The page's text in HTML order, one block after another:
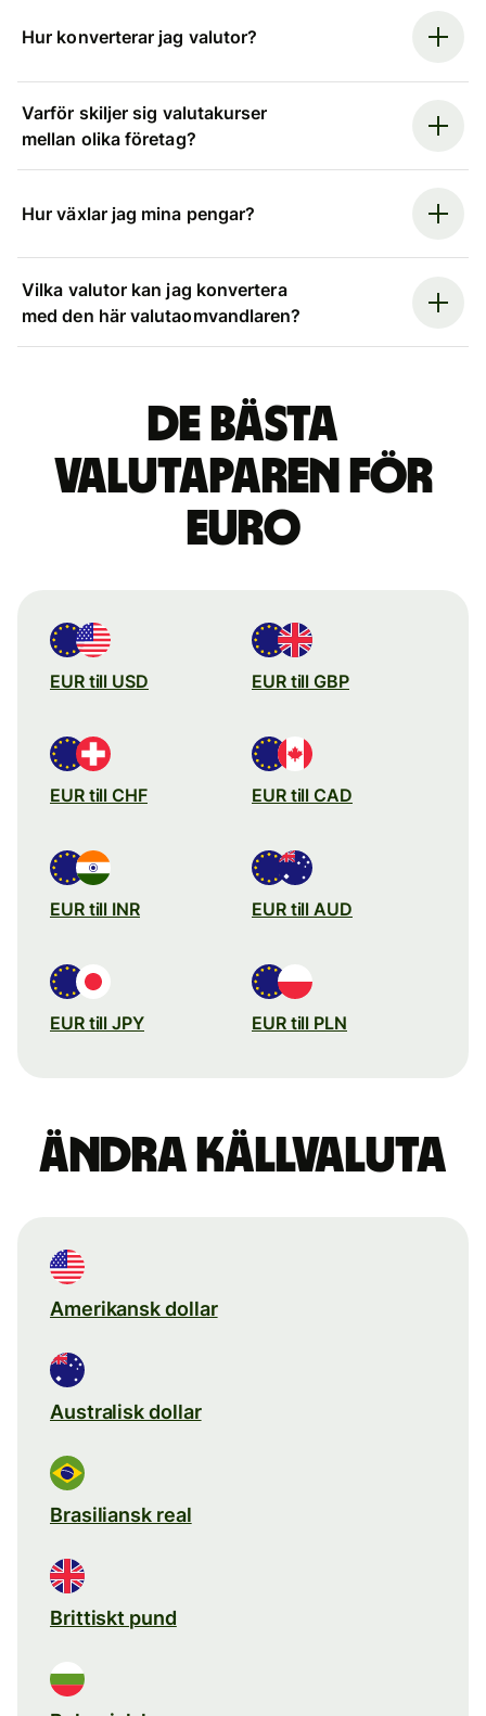
Hur konverterar jag valutor?
Varför skiljer sig valutakurser
mellan olika företag?
Hur växlar jag mina pengar?
Vilka valutor kan jag konvertera
med den här valutaomvandlaren?
De bästa
valutaparen för
euro
EUR till USD EUR till GBP
EUR till CHF EUR till CAD
EUR till INR EUR till AUD
EUR till JPY EUR till PLN
Ändra källvaluta
Amerikansk dollar
Australisk dollar
Brasiliansk real
Brittiskt pund